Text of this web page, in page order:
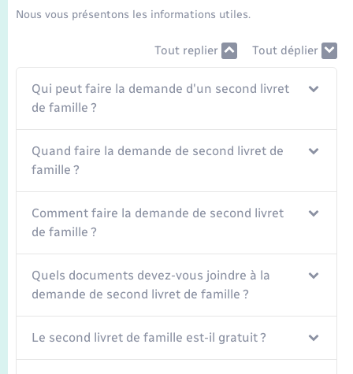
Transports
Voirie et espace public
Nous vous présentons les informations utiles.
Tout replier Tout déplier
Qui peut faire la demande d'un second livret
de famille ?
Quand faire la demande de second livret de
famille ?
Comment faire la demande de second livret
de famille ?
Quels documents devez-vous joindre à la
demande de second livret de famille ?
Le second livret de famille est-il gratuit ?